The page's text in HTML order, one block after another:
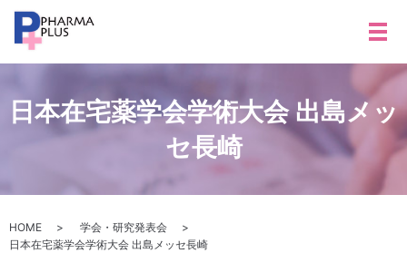
メ
日本在宅薬学会学術大会 出島メッ
セ長崎
HOME
学会・研究発表会
日本在宅薬学会学術大会 出島メッセ長崎